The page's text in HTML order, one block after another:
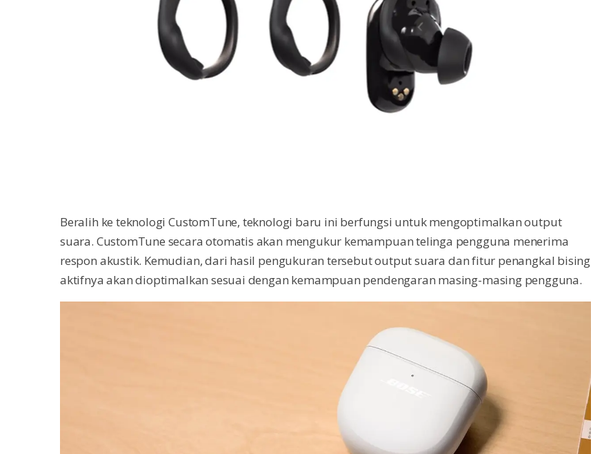
Beralih ke teknologi CustomTune, teknologi baru ini berfungsi untuk mengoptimalkan output
suara. CustomTune secara otomatis akan mengukur kemampuan telinga pengguna menerima
respon akustik. Kemudian, dari hasil pengukuran tersebut output suara dan fitur penangkal bising
aktifnya akan dioptimalkan sesuai dengan kemampuan pendengaran masing-masing pengguna.